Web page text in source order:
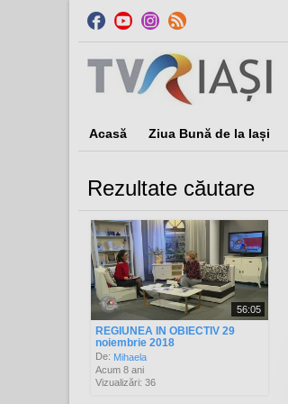
Acasă Ziua Bună de la Iași
Rezultate căutare
56:05
REGIUNEA IN OBIECTIV 29
noiembrie 2018
De: Mihaela
Acum 8 ani
Vizualizări: 36